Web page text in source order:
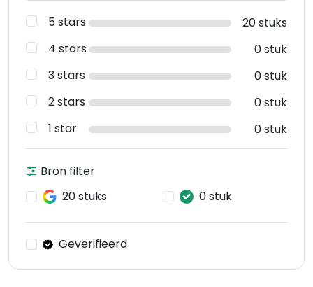
5 stars
20 stuks
4 stars
0 stuk
3 stars
0 stuk
2 stars
0 stuk
1 star
0 stuk
Bron filter
20 stuks
0 stuk
Geverifieerd